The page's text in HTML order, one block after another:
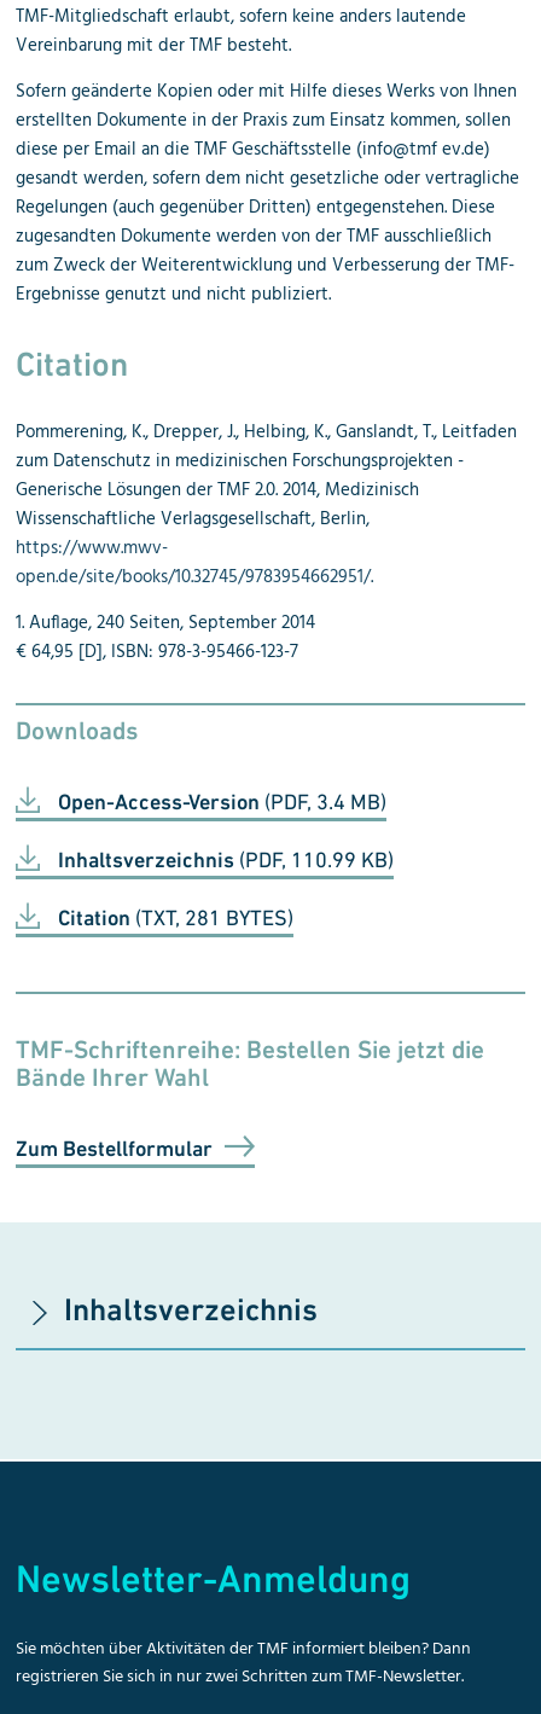
TMF-Mitgliedschaft erlaubt, sofern keine anders lautende
Vereinbarung mit der TMF besteht.
Sofern geänderte Kopien oder mit Hilfe dieses Werks von Ihnen
erstellten Dokumente in der Praxis zum Einsatz kommen, sollen
diese per Email an die TMF Geschäftsstelle (info@tmf ev.de)
gesandt werden, sofern dem nicht gesetzliche oder vertragliche
Regelungen (auch gegenüber Dritten) entgegenstehen. Diese
zugesandten Dokumente werden von der TMF ausschließlich
zum Zweck der Weiterentwicklung und Verbesserung der TMF-
Ergebnisse genutzt und nicht publiziert.
Citation
Pommerening, K., Drepper, J., Helbing, K., Ganslandt, T., Leitfaden
zum Datenschutz in medizinischen Forschungsprojekten -
Generische Lösungen der TMF 2.0. 2014, Medizinisch
Wissenschaftliche Verlagsgesellschaft, Berlin,
https://www.mwv-
open.de/site/books/10.32745/9783954662951/.
1. Auflage, 240 Seiten, September 2014
€ 64,95 [D], ISBN: 978-3-95466-123-7
Downloads
Open-Access-Version (PDF, 3.4 MB)
Inhaltsverzeichnis (PDF, 110.99 KB)
Citation (TXT, 281 BYTES)
TMF-Schriftenreihe: Bestellen Sie jetzt die
Bände Ihrer Wahl
Zum Bestellformular
Inhaltsverzeichnis
Newsletter-Anmeldung
Sie möchten über Aktivitäten der TMF informiert bleiben? Dann
registrieren Sie sich in nur zwei Schritten zum TMF-Newsletter.